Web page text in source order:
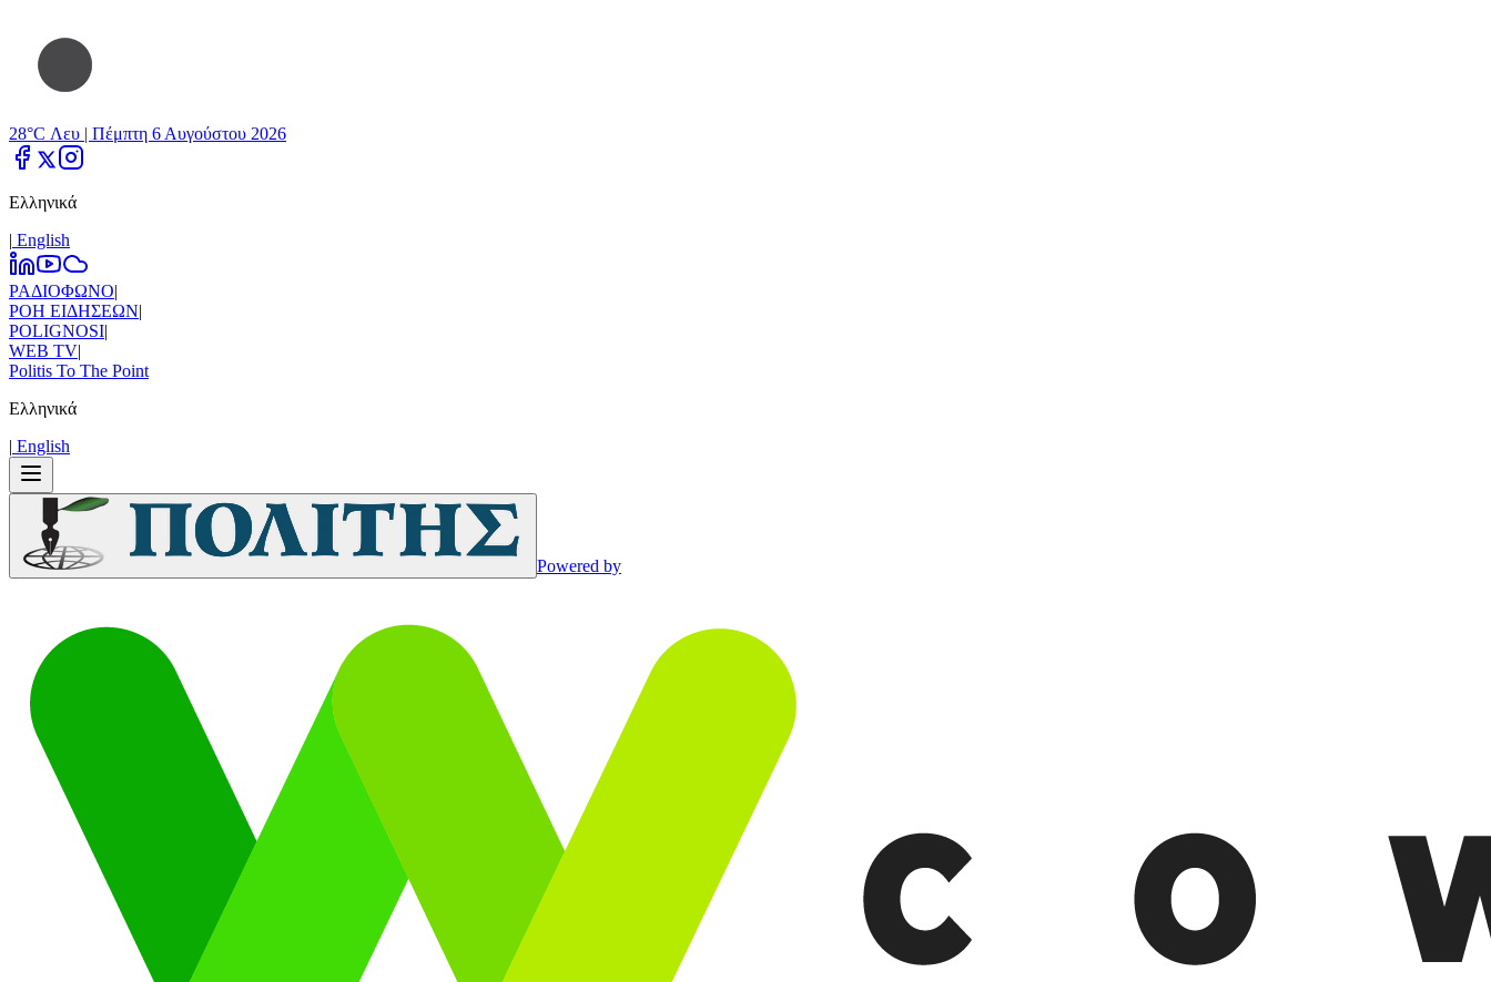
28°C Λευ | Πέμπτη 6 Αυγούστου 2026
Ελληνικά
| Εnglish
ΡΑΔΙΟΦΩΝΟ|
ΡΟΗ ΕΙΔΗΣΕΩΝ|
POLIGNOSI|
WEB TV|
Politis To The Point
Ελληνικά
| Εnglish
Powered by